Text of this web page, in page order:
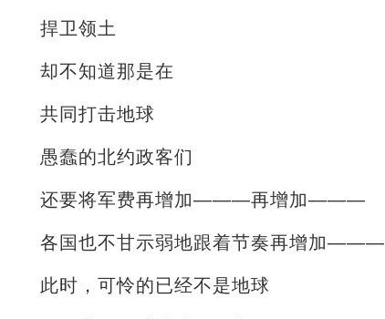
捍卫领土
却不知道那是在
共同打击地球
愚蠢的北约政客们
还要将军费再增加———再增加———
各国也不甘示弱地跟着节奏再增加———
此时，可怜的已经不是地球